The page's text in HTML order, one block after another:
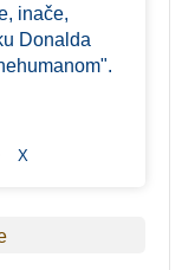
inače,
Donalda
X